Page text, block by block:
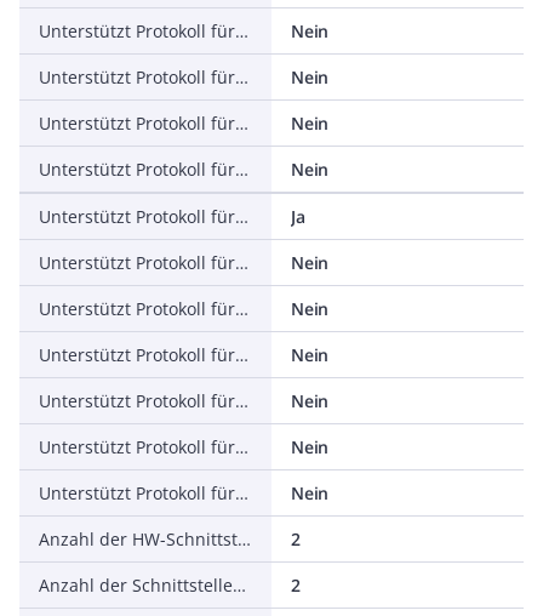
Unterstützt Protokoll für PROFINET IO
Nein
Unterstützt Protokoll für PROFINET CBA
Nein
Unterstützt Protokoll für SERCOS
Nein
Unterstützt Protokoll für Foundation Fieldbus
Nein
Unterstützt Protokoll für EtherNet/IP
Ja
Unterstützt Protokoll für AS-Interface Safety at Work
Nein
Unterstützt Protokoll für DeviceNet Safety
Nein
Unterstützt Protokoll für INTERBUS-Safety
Nein
Unterstützt Protokoll für PROFIsafe
Nein
Unterstützt Protokoll für SafetyBUS p
Nein
Unterstützt Protokoll für sonstige Bussysteme
Nein
Anzahl der HW-Schnittstellen Industrial Ethernet
2
Anzahl der Schnittstellen PROFINET
2